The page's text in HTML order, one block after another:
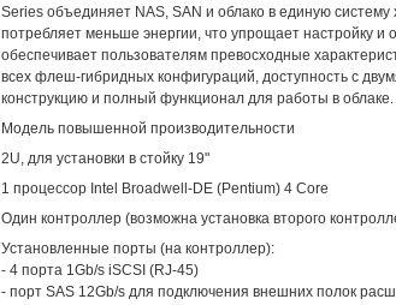
Series объединяет NAS, SAN и облако в единую
потребляет меньше энергии, что упрощает настройку и
обеспечивает пользователям превосходные
всех флеш-гибридных конфигураций, доступность с
конструкцию и полный функционал для работы в облаке.
Модель повышенной производительности
2U, для установки в стойку 19"
1 процессор Intel Broadwell-DE (Pentium) 4 Core
Один контроллер (возможна установка второго
Установленные порты (на контроллер):
- 4 порта 1Gb/s iSCSI (RJ-45)
- порт SAS 12Gb/s для подключения внешних полок